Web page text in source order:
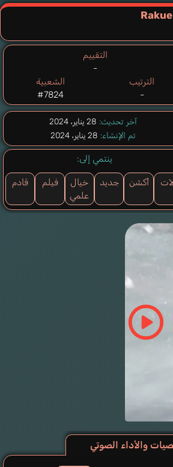
التقييم
-
الترتيب
-
الشعبية
#7824
آخر تحديث: 28 يناير، 2024
تم الإنشاء: 28 يناير، 2024
ينتمي إلى:
أكشن جديد
خيال
علمي
فيلم قادم
والأداء الصوتي